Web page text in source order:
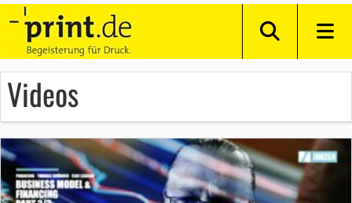
Videos